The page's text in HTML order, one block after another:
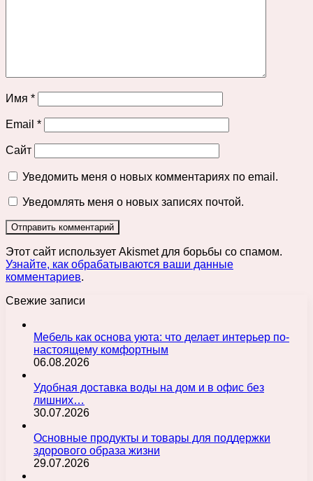
Имя *
Email *
Сайт
Уведомить меня о новых комментариях по email.
Уведомлять меня о новых записях почтой.
Этот сайт использует Akismet для борьбы со спамом.
Узнайте, как обрабатываются ваши данные
комментариев.
Свежие записи
Мебель как основа уюта: что делает интерьер по-
настоящему комфортным
06.08.2026
Удобная доставка воды на дом и в офис без
лишних…
30.07.2026
Основные продукты и товары для поддержки
здорового образа жизни
29.07.2026